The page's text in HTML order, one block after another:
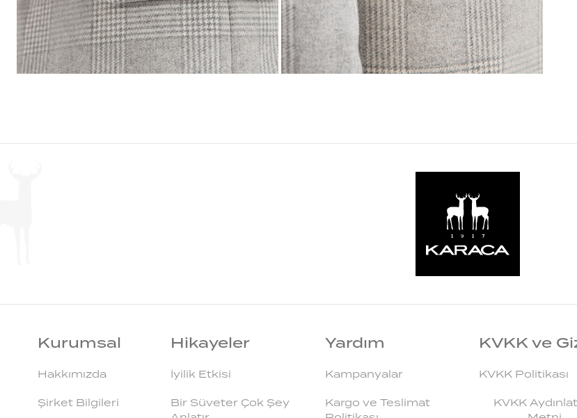
Kurumsal
Hakkımızda
Şirket Bilgileri
Hikayeler
İyilik Etkisi
Bir Süveter Çok Şey
Yardım
Kampanyalar
Kargo ve Teslimat
KVKK ve
KVKK Politikası
KVKK